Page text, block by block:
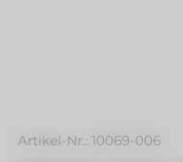
Artikel-Nr.: 10069-006